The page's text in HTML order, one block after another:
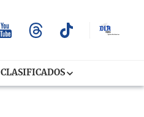
CLASIFICADOS